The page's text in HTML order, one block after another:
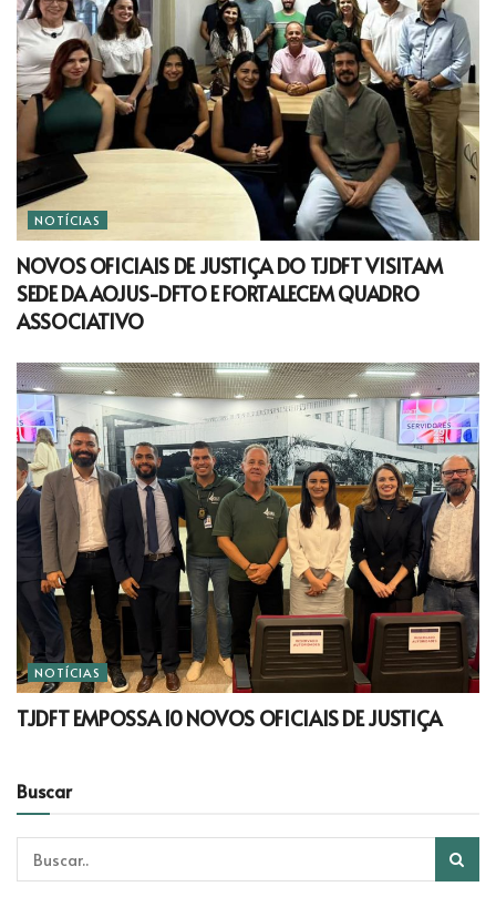
NOTÍCIAS
NOVOS OFICIAIS DE JUSTIÇA DO TJDFT VISITAM
SEDE DA AOJUS-DFTO E FORTALECEM QUADRO
ASSOCIATIVO
NOTÍCIAS
TJDFT EMPOSSA 10 NOVOS OFICIAIS DE JUSTIÇA
Buscar